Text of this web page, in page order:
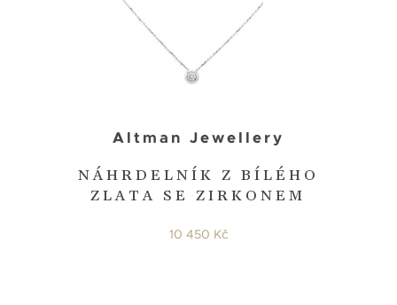
NÁHRDELNÍK Z BÍLÉHO
ZLATA SE ZIRKONEM
Altman Jewellery
10 450 Kč